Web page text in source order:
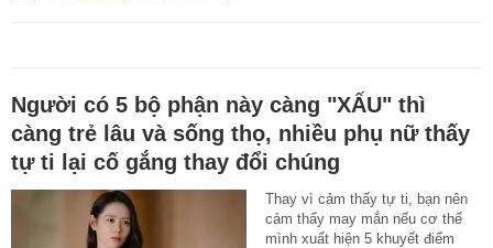
Người có 5 bộ phận này càng "XẤU" thì
càng trẻ lâu và sống thọ, nhiều phụ nữ thấy
tự ti lại cố gắng thay đổi chúng
Thay vì cảm thấy tự ti, bạn nên
cảm thấy may mắn nếu cơ thể
mình xuất hiện 5 khuyết điểm